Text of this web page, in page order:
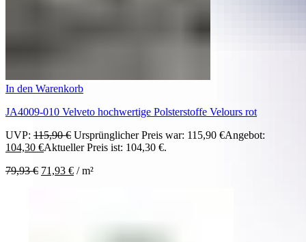
In den Warenkorb
JA4009-010 Velveto hochwertige Polsterstoffe Velours rot
UVP: 115,90€ Ursprünglicher Preis war: 115,90 €Angebot:
104,30 €Aktueller Preis ist: 104,30 €.
79,93€ 71,93 € /m²